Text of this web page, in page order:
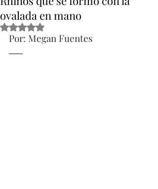
ovalada en mano
Obtuvo NaN de 5 estrellas.
Por: Megan Fuentes